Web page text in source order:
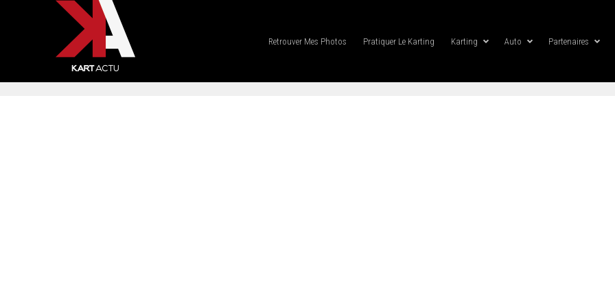
Retrouver Mes Photos Pratiquer Le Karting Karting Auto Partenaires